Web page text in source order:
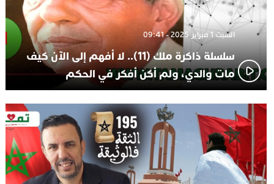
السبت 1 فبراير 2025 - 09:41
سلسلة ذاكرة ملك (11).. لا أفهم إلى الآن كيف
مات والدي، ولم أكن أفكر في الحكم